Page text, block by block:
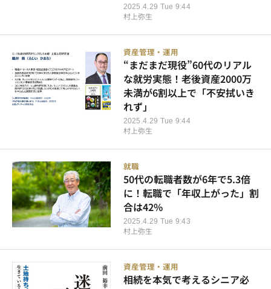
2025.4.29 Tue 9:44
村上弥生
資産管理・運用
2025.4.29 Tue 9:44
“まだまだ現役”60代のリアル
な就労実態！老後資産2000万
未満が6割以上で「不安拭いき
れず」
村上弥生
就職
2025.4.29 Tue 9:43
50代の転職者数が6年で5.3倍
に！転職で「年収上がった」割
合は42%
村上弥生
資産管理・運用
相続を本気で考えるシニア必